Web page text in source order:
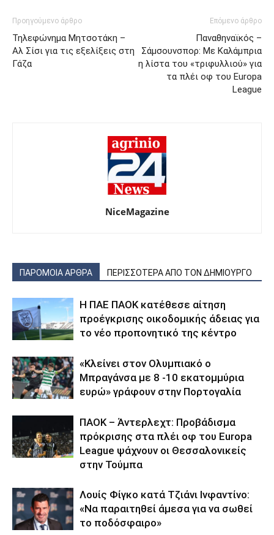
Προηγούμενο άρθρο
Τηλεφώνημα Μητσοτάκη –
Αλ Σίσι για τις εξελίξεις στη
Γάζα
Επόμενο άρθρο
Παναθηναϊκός –
Σάμσουνσπορ: Με Καλάμπρια
η λίστα του «τριφυλλιού» για
τα πλέι οφ του Europa
League
NiceMagazine
ΠΑΡΟΜΟΙΑ ΑΡΘΡΑ ΠΕΡΙΣΣΟΤΕΡΑ ΑΠΟ ΤΟΝ ΔΗΜΙΟΥΡΓΟ
Η ΠΑΕ ΠΑΟΚ κατέθεσε αίτηση
προέγκρισης οικοδομικής άδειας για
το νέο προπονητικό της κέντρο
«Κλείνει στον Ολυμπιακό ο
Μπραγάνσα με 8 -10 εκατομμύρια
ευρώ» γράφουν στην Πορτογαλία
ΠΑΟΚ – Άντερλεχτ: Προβάδισμα
πρόκρισης στα πλέι οφ του Europa
League ψάχνουν οι Θεσσαλονικείς
στην Τούμπα
Λουίς Φίγκο κατά Τζιάνι Ινφαντίνο:
«Να παραιτηθεί άμεσα για να σωθεί
το ποδόσφαιρο»